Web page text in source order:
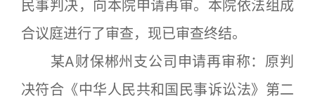
民事判决，向本院申请再审。本院依法组成
合议庭进行了审查，现已审查终结。
某A财保郴州支公司申请再审称：原判
决符合《中华人民共和国民事诉讼法》第二